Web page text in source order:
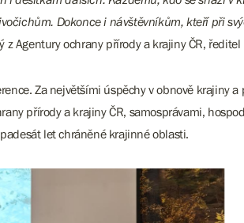
Dokonce i návštěvníkům, kteří při
z Agentury ochrany přírody a krajiny ČR,
Za největšími úspěchy v obnově krajiny
přírody a krajiny ČR, samosprávami,
let chráněné krajinné oblasti.